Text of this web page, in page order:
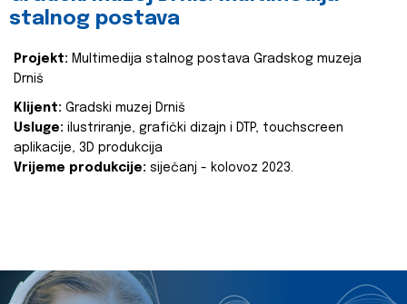
stalnog postava
Projekt: Multimedija stalnog postava Gradskog muzeja
Drniš
Klijent: Gradski muzej Drniš
Usluge: ilustriranje, grafički dizajn i DTP, touchscreen
aplikacije, 3D produkcija
Vrijeme produkcije: siječanj - kolovoz 2023.